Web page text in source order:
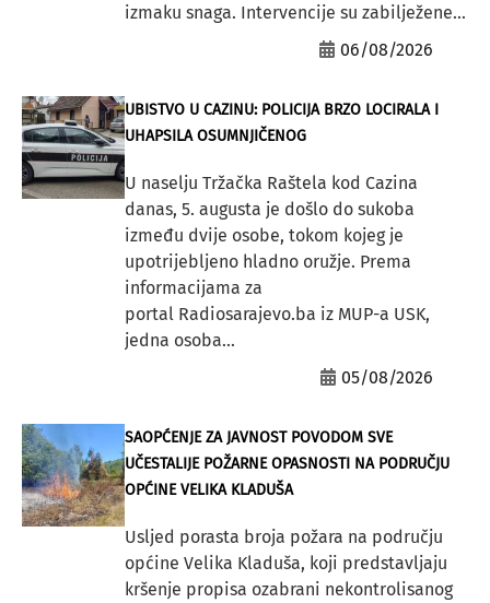
izmaku snaga. Intervencije su zabilježene...
06/08/2026
UBISTVO U CAZINU: POLICIJA BRZO LOCIRALA I
UHAPSILA OSUMNJIČENOG
U naselju Tržačka Raštela kod Cazina
danas, 5. augusta je došlo do sukoba
između dvije osobe, tokom kojeg je
upotrijebljeno hladno oružje. Prema
informacijama za
portal Radiosarajevo.ba iz MUP-a USK,
jedna osoba...
05/08/2026
SAOPĆENJE ZA JAVNOST POVODOM SVE
UČESTALIJE POŽARNE OPASNOSTI NA PODRUČJU
OPĆINE VELIKA KLADUŠA
Usljed porasta broja požara na području
općine Velika Kladuša, koji predstavljaju
kršenje propisa ozabrani nekontrolisanog